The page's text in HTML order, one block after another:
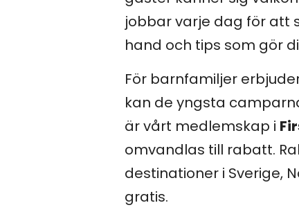
jobbar varje dag för att
hand och tips som gör
För barnfamiljer
kan de yngsta
är vårt medlemskap i
omvandlas till rabatt.
destinationer i Sverige,
gratis.